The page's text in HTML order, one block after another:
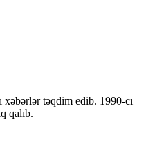
təqdim edib. 1990-cı
qalıb.